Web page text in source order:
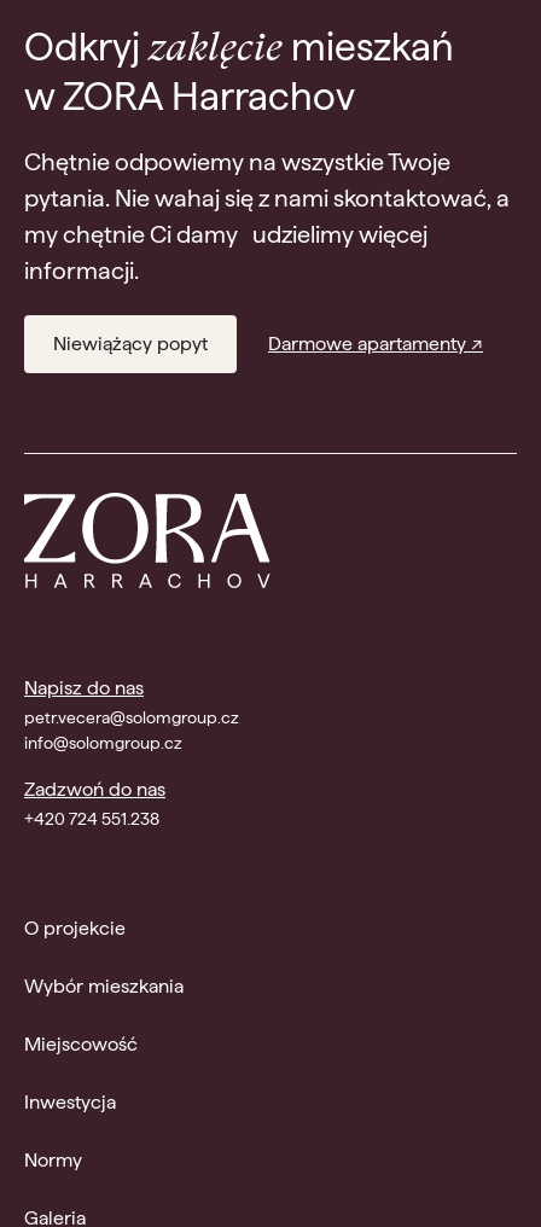
Odkryjzaklęcie mieszkań
w ZORA Harrachov
Chętnie odpowiemy na wszystkie Twoje
pytania. Nie wahaj się z nami skontaktować, a
my chętnie Ci damy udzielimy więcej
informacji.
Niewiążący popyt Darmowe apartamenty ↗
Napisz do nas
petr.vecera@solomgroup.cz
info@solomgroup.cz
Zadzwoń do nas
+420 724 551.238
O projekcie
Wybór mieszkania
Miejscowość
Inwestycja
Normy
Galeria